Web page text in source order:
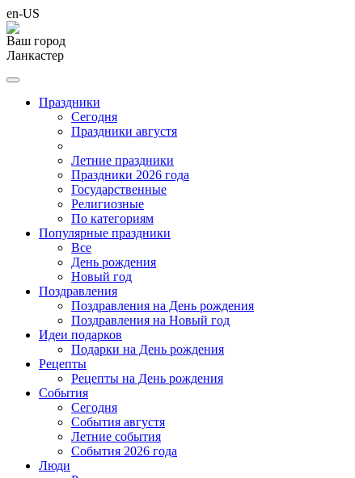
en-US
Ваш город
Ланкастер
Праздники
Cегодня
Праздники августя
Летние праздники
Праздники 2026 года
Государственные
Религиозные
По категориям
Популярные праздники
Все
День рождения
Новый год
Поздравления
Поздравления на День рождения
Поздравления на Новый год
Идеи подарков
Подарки на День рождения
Рецепты
Рецепты на День рождения
События
Cегодня
События августя
Летние события
События 2026 года
Люди